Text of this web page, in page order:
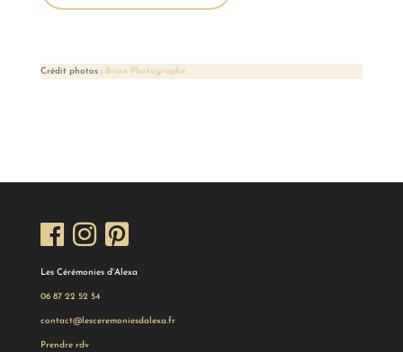
Crédit photos : Brian Photographe
Les Cérémonies d'Alexa
06 87 22 52 54
contact@lesceremoniesdalexa.fr
Prendre rdv